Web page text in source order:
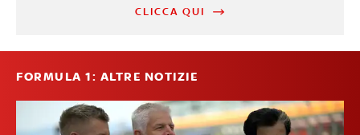
CLICCA QUI
FORMULA 1: ALTRE NOTIZIE